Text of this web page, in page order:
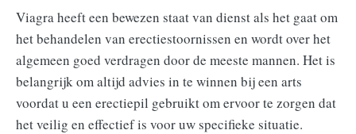
Viagra heeft een bewezen staat van dienst als het gaat om
het behandelen van erectiestoornissen en wordt over het
algemeen goed verdragen door de meeste mannen. Het is
belangrijk om altijd advies in te winnen bij een arts
voordat u een erectiepil gebruikt om ervoor te zorgen dat
het veilig en effectief is voor uw specifieke situatie.